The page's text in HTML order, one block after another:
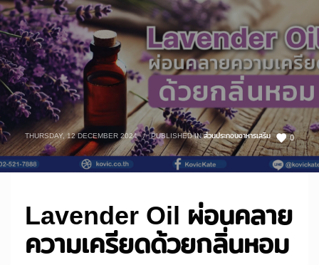
0
THURSDAY, 12 DECEMBER 2024 / PUBLISHED INส่วนประกอบอาหารเสริม
Lavender Oil ผ่อนคลาย
ความเครียดด้วยกลิ่นหอม